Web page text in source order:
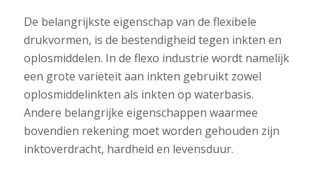
De belangrijkste eigenschap van de flexibele
drukvormen, is de bestendigheid tegen inkten en
oplosmiddelen. In de flexo industrie wordt namelijk
een grote variëteit aan inkten gebruikt zowel
oplosmiddelinkten als inkten op waterbasis.
Andere belangrijke eigenschappen waarmee
bovendien rekening moet worden gehouden zijn
inktoverdracht, hardheid en levensduur.